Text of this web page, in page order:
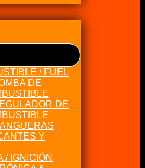
/ FUEL
DE
DE
Y
/ IGNICIÓN